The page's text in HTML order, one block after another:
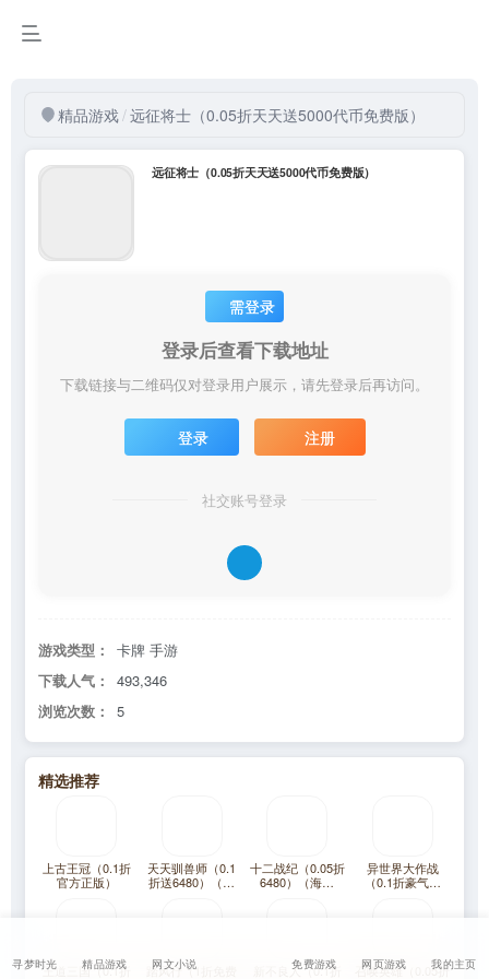
精品游戏/远征将士（0.05折天天送5000代币免费版）
远征将士（0.05折天天送5000代币免费版）
需登录
登录后查看下载地址
下载链接与二维码仅对登录用户展示，请先登录后再访问。
登录 注册
社交账号登录
游戏类型：
卡牌 手游
下载人气：
493,346
浏览次数：
5
精选推荐
上古王冠（0.1折
官方正版）
天天驯兽师（0.1
折送6480）（宝
十二战纪（0.05折
6480）（海贼
异世界大作战
（0.1折豪气千
王道三国（0.1折
踏风行（1折免费
新不良人（0.1折
召唤英雄（0.05折
寻梦时光 精品游戏 网文小说 免费游戏 网页游戏 我的主页